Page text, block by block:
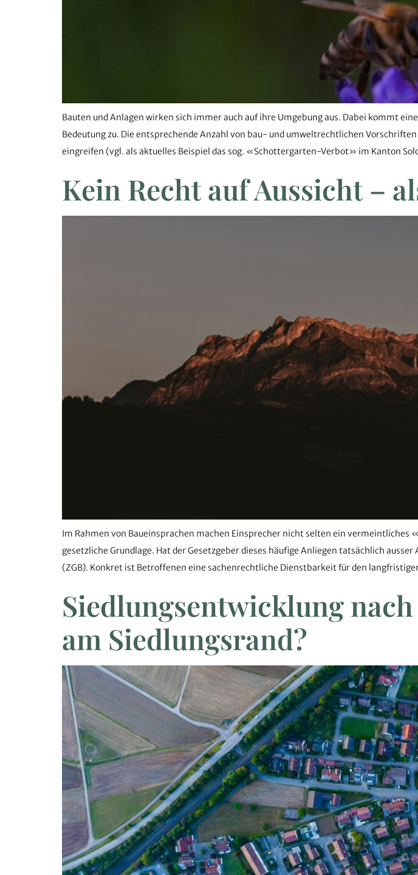
Bauten und Anlagen wirken sich immer auch auf ihre Umgebung aus. Dabei kommt
Bedeutung zu. Die entsprechende Anzahl von bau- und umweltrechtlichen
eingreifen (vgl. als aktuelles Beispiel das sog. «Schottergarten-Verbot» im Kanton
Kein Recht auf Aussicht –
Im Rahmen von Baueinsprachen machen Einsprecher nicht selten ein
gesetzliche Grundlage. Hat der Gesetzgeber dieses häufige Anliegen tatsächlich
(ZGB). Konkret ist Betroffenen eine sachenrechtliche Dienstbarkeit für den
Siedlungsentwicklung
am Siedlungsrand?